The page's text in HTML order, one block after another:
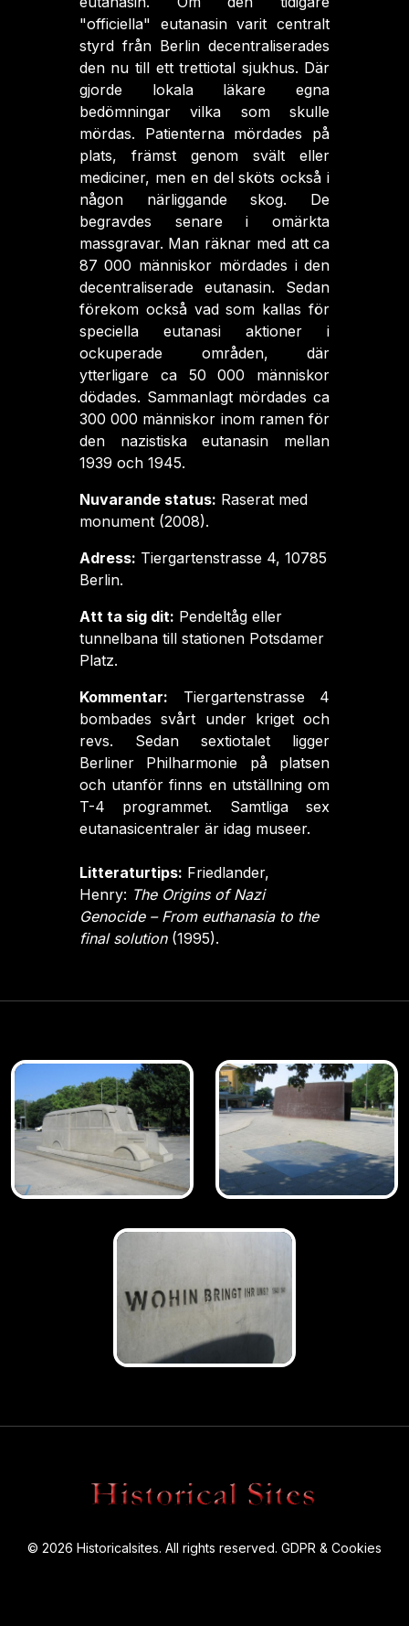
"officiella" eutanasin varit centralt
styrd från Berlin decentraliserades
den nu till ett trettiotal sjukhus. Där
gjorde lokala läkare egna
bedömningar vilka som skulle
mördas. Patienterna mördades på
plats, främst genom svält eller
mediciner, men en del sköts också i
någon närliggande skog. De
begravdes senare i omärkta
massgravar. Man räknar med att ca
87 000 människor mördades i den
decentraliserade eutanasin. Sedan
förekom också vad som kallas för
speciella eutanasi aktioner i
ockuperade områden, där
ytterligare ca 50 000 människor
dödades. Sammanlagt mördades ca
300 000 människor inom ramen för
den nazistiska eutanasin mellan
1939 och 1945.
Nuvarande status: Raserat med
monument (2008).
Adress: Tiergartenstrasse 4, 10785
Berlin.
Att ta sig dit: Pendeltåg eller
tunnelbana till stationen Potsdamer
Platz.
Kommentar:
Tiergartenstrasse 4
bombades svårt under kriget och
revs. Sedan sextiotalet ligger
Berliner Philharmonie på platsen
och utanför finns en utställning om
T-4 programmet. Samtliga sex
eutanasicentraler är idag museer.
Litteraturtips: Friedlander,
Henry: The Origins of Nazi
Genocide – From euthanasia to the
final solution(1995).
© 2026 Historicalsites. All rights reserved. GDPR & Cookies